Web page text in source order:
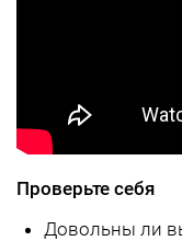
Проверьте себя
Довольны ли